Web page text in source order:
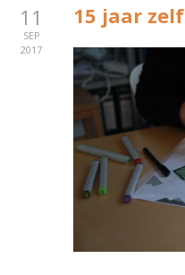
11
SEP
2017
15 jaar